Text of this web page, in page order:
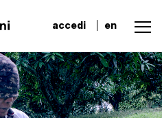
accedi en